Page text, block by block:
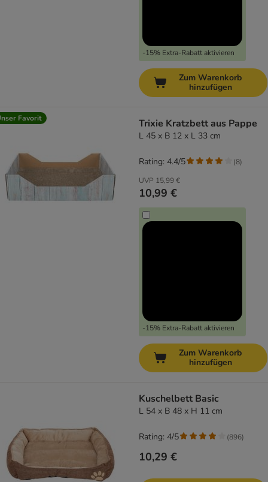
-15% Extra-Rabatt aktivieren
Zum Warenkorb
hinzufügen
Favorit Trixie Kratzbett aus Pappe
L 45 x B 12 x L 33 cm
UVP 15,99 €
10,99 €
-15% Extra-Rabatt aktivieren
Rating: 4.4/5 (8)
Zum Warenkorb
hinzufügen
Kuschelbett Basic
L 54 x B 48 x H 11 cm
10,29 €
Rating: 4/5 (896)